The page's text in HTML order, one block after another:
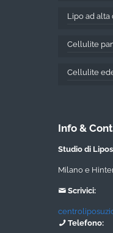
Lipo ad alta
Cellulite
Cellulite
Info &
Studio di
Milano e
Scrivici:
Telefono: